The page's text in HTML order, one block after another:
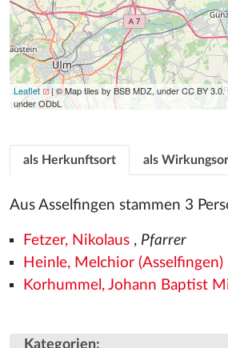
Leaflet
| © Map tiles by BSB MDZ, under CC BY 3.0.
under ODbL
als Herkunftsort als
Aus Asselfingen stammen 3
Fetzer, Nikolaus, Pfarrer
Heinle, Melchior (Asselfingen)
Korhummel, Johann Baptist
Kategorien: